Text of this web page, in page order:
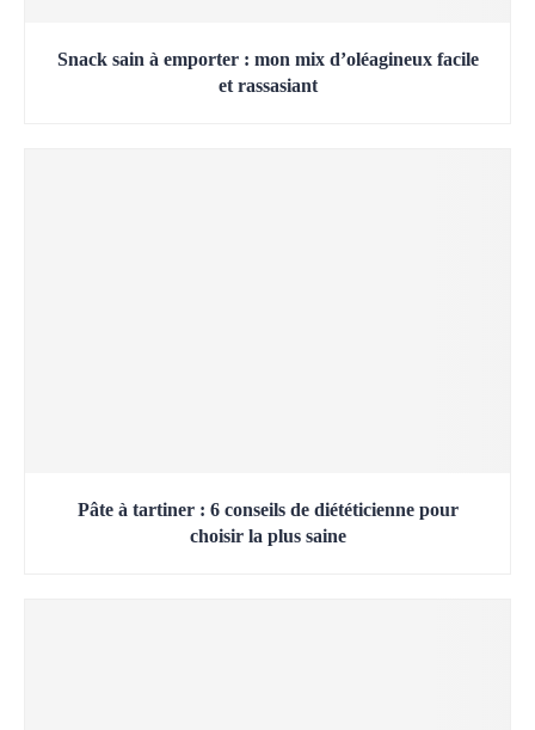
Snack sain à emporter : mon mix d’oléagineux facile
et rassasiant
Pâte à tartiner : 6 conseils de diététicienne pour
choisir la plus saine